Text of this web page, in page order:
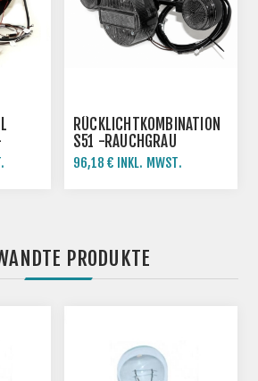
RÜCKLICHTKOMBINATION
S51 -RAUCHGRAU
96,18 € INKL. MWST.
PRODUKTE